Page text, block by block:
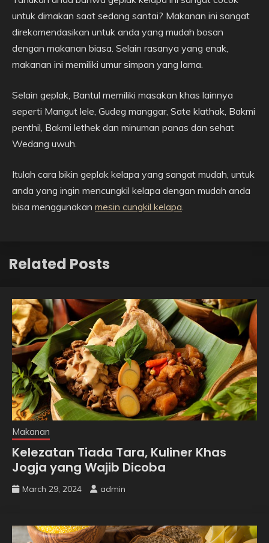
untuk dimakan saat sedang santai? Makanan ini sangat
direkomendasikan untuk anda yang mudah bosan
dengan makanan biasa. Selain rasanya yang enak,
makanan ini memiliki umur simpan yang lama.
Selain geplak, Bantul memiliki masakan khas lainnya
seperti Mangut lele, Gudeg manggar, Sate klathak, Bakmi
penthil, Bakmi lethek dan minuman panas dan sehat
Wedang uwuh.
Itulah cara bikin geplak kelapa yang sangat mudah, untuk
anda yang ingin mencungkil kelapa dengan mudah anda
bisa menggunakan mesin cungkil kelapa.
Related Posts
Makanan
Kelezatan Tiada Tara, Kuliner Khas
Jogja yang Wajib Dicoba
March 29, 2024 admin